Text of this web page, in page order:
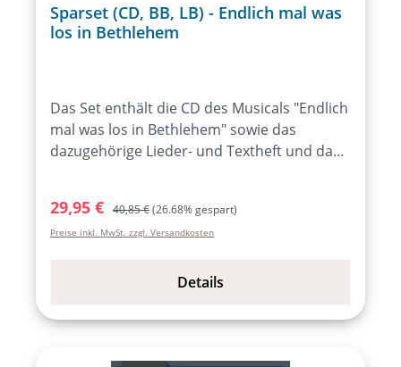
Sparset (CD, BB, LB) - Endlich mal was
los in Bethlehem
Das Set enthält die CD des Musicals "Endlich
mal was los in Bethlehem" sowie das
dazugehörige Lieder- und Textheft und das
Verkaufspreis:
29,95 € Regulärer Preis:
40,85 €(26.68% gespart)
Preise inkl. MwSt. zzgl. Versandkosten
Details